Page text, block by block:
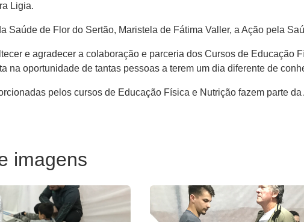
Ligia.
Saúde de Flor do Sertão, Maristela de Fátima Valler, a Ação pela
e agradecer a colaboração e parceria dos Cursos de Educação
na oportunidade de tantas pessoas a terem um dia diferente de
pelos cursos de Educação Física e Nutrição fazem parte
imagens